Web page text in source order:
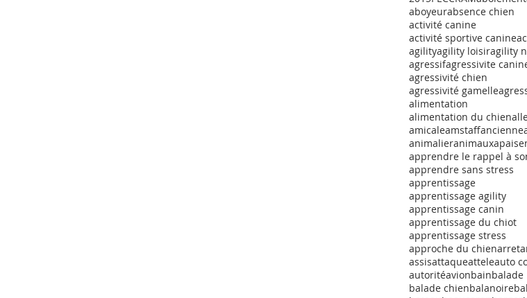
aboyeurabsence chien
activité canine
activité sportive canine
agilityagility loisiragility
agressifagressivite
agressivité chien
agressivité gamelle
alimentation
alimentation du chien
amicaleamstaffancienne
animalieranimaux
apprendre le rappel à
apprendre sans stress
apprentissage
apprentissage agility
apprentissage canin
apprentissage du chiot
apprentissage stress
approche du chienarret
assisattaqueatteleauto
autoritéavionbainbalade
balade chienbalanoire